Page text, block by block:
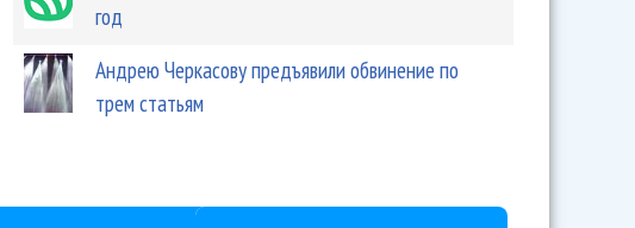
год
Андрею Черкасову предъявили обвинение по
трем статьям